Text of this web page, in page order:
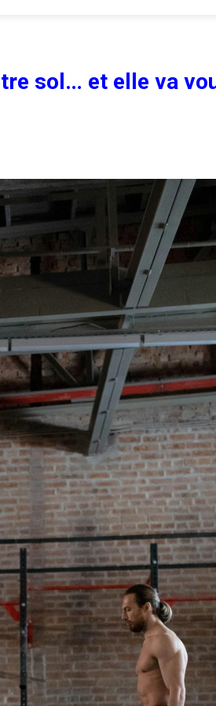
sol… et elle va